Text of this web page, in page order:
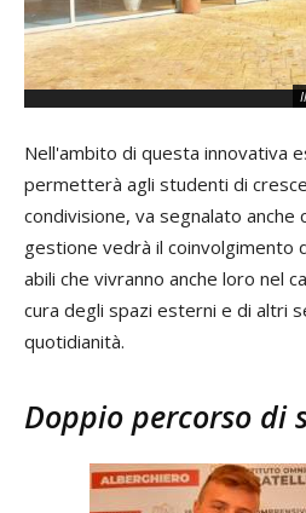
Nell'ambito di questa innovativa
permetterà agli studenti di
condivisione, va segnalato anche
gestione vedrà il coinvolgimento
abili che vivranno anche loro nel
cura degli spazi esterni e di altri
quotidianità.
Doppio percorso di